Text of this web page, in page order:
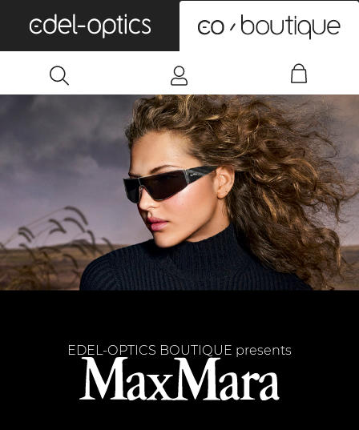
EDEL-OPTICS BOUTIQUE presents